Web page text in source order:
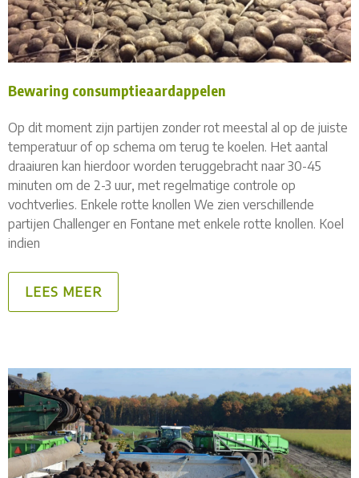
Bewaring consumptieaardappelen
Op dit moment zijn partijen zonder rot meestal al op de juiste
temperatuur of op schema om terug te koelen. Het aantal
draaiuren kan hierdoor worden teruggebracht naar 30-45
minuten om de 2-3 uur, met regelmatige controle op
vochtverlies. Enkele rotte knollen We zien verschillende
partijen Challenger en Fontane met enkele rotte knollen. Koel
indien
LEES MEER